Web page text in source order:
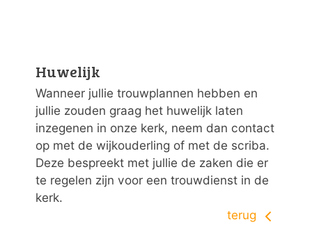
Huwelijk
Wanneer jullie trouwplannen hebben en
jullie zouden graag het huwelijk laten
inzegenen in onze kerk, neem dan contact
op met de wijkouderling of met de scriba.
Deze bespreekt met jullie de zaken die er
te regelen zijn voor een trouwdienst in de
kerk.
terug